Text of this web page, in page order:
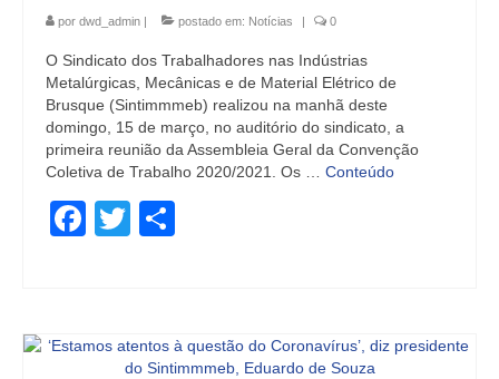
por dwd_admin postado em: Notícias 0
O Sindicato dos Trabalhadores nas Indústrias
Metalúrgicas, Mecânicas e de Material Elétrico de
Brusque (Sintimmmeb) realizou na manhã deste
domingo, 15 de março, no auditório do sindicato, a
primeira reunião da Assembleia Geral da Convenção
Coletiva de Trabalho 2020/2021. Os … Conteúdo
Facebook
Twitter